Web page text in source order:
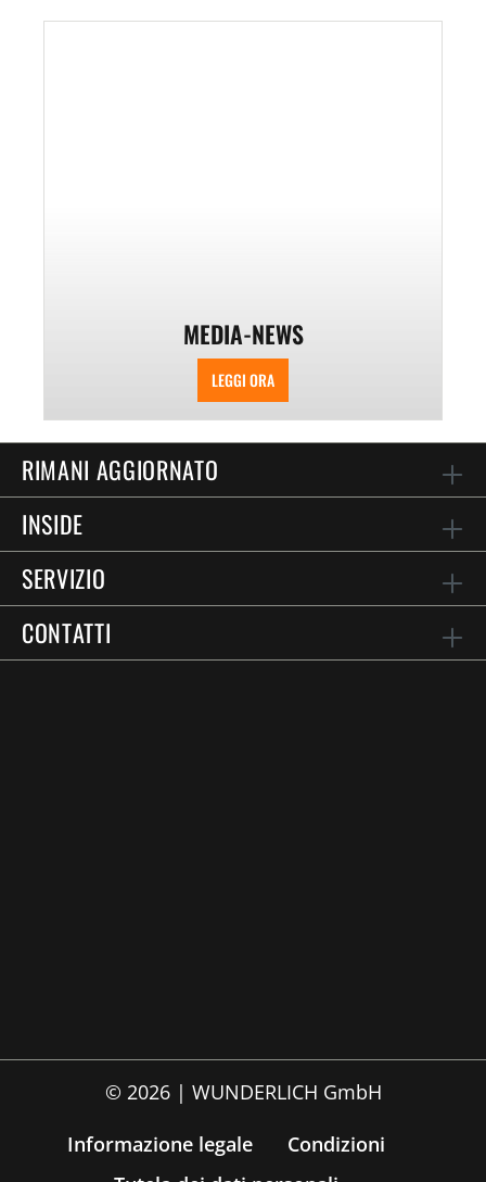
MEDIA-NEWS
LEGGI ORA
RIMANI AGGIORNATO
INSIDE
SERVIZIO
CONTATTI
© 2026 | WUNDERLICH GmbH
Informazione legale
Condizioni